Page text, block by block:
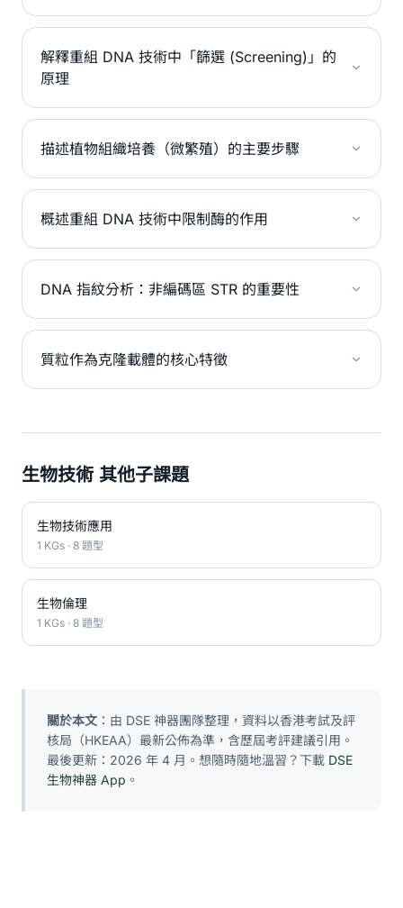
解釋重組 DNA 技術中「篩選 (Screening)」的
原理
描述植物組織培養（微繁殖）的主要步驟
概述重組 DNA 技術中限制酶的作用
DNA 指紋分析：非編碼區 STR 的重要性
質粒作為克隆載體的核心特徵
生物技術 其他子課題
生物技術應用
1 KGs · 8 題型
生物倫理
1 KGs · 8 題型
關於本文 ：由 DSE 神器團隊整理，資料以香港考試及評
核局（HKEAA）最新公佈為準，含歷屆考評建議引用。
最後更新：2026 年 4 月。想隨時隨地溫習？下載 DSE
生物神器 App 。